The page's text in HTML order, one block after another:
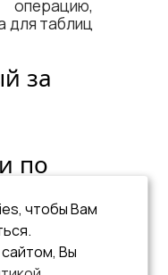
операцию,
для таблиц
за
по
чтобы Вам
Вы